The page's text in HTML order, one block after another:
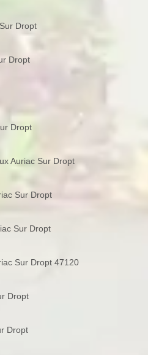
Dropt
Dropt
Dropt
Auriac Sur Dropt
Sur Dropt
Sur Dropt
Sur Dropt 47120
Dropt
Dropt